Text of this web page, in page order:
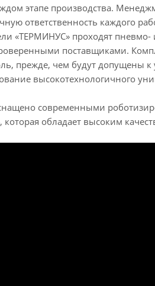
этапе производства.
ответственность каждого
«ТЕРМИНУС» проходят
поставщиками.
прежде, чем будут допущены к
высокотехнологичного
современными
обладает высоким